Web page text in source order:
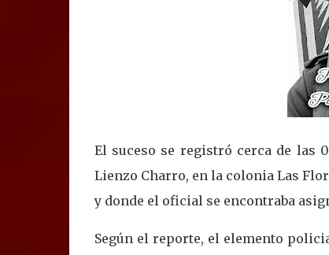
El suceso se registró cerca de las
Lienzo Charro, en la colonia Las
y donde el oficial se encontraba
Según el reporte, el elemento